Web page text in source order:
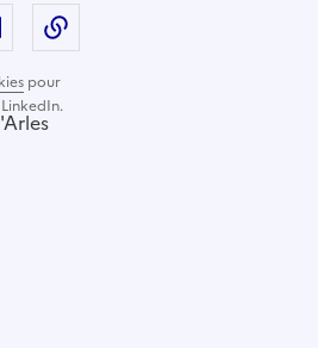
pour
X (anciennement Twitter) -
sur LinkedIn
Partager par email